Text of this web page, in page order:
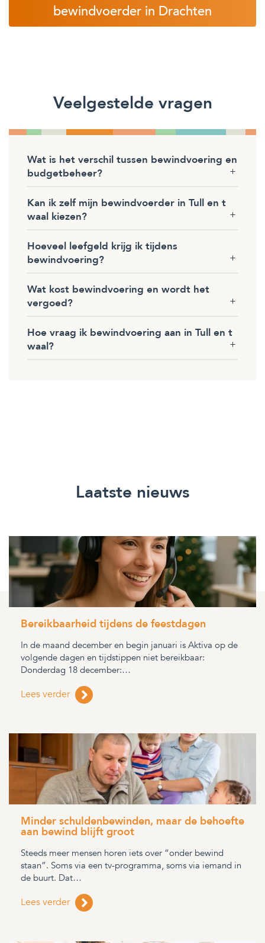
bewindvoerder in Drachten
Veelgestelde vragen
Wat is het verschil tussen bewindvoering en
budgetbeheer?
Kan ik zelf mijn bewindvoerder in Tull en t
waal kiezen?
Hoeveel leefgeld krijg ik tijdens
bewindvoering?
Wat kost bewindvoering en wordt het
vergoed?
Hoe vraag ik bewindvoering aan in Tull en t
waal?
Laatste nieuws
Bereikbaarheid tijdens de feestdagen
In de maand december en begin januari is Aktiva op de
volgende dagen en tijdstippen niet bereikbaar:
Donderdag 18 december:…
Lees verder
Minder schuldenbewinden, maar de behoefte
aan bewind blijft groot
Steeds meer mensen horen iets over “onder bewind
staan”. Soms via een tv-programma, soms via iemand in
de buurt. Dat…
Lees verder